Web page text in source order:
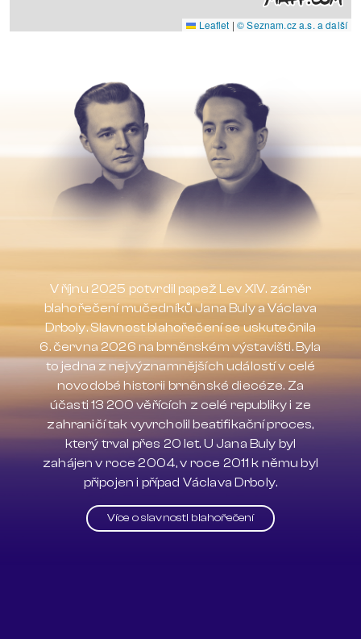
Leaflet | © Seznam.cz a.s. a další
V říjnu 2025 potvrdil papež Lev XIV. záměr
blahořečení mučedníků Jana Buly a Václava
Drboly. Slavnost blahořečení se uskutečnila
6. června 2026 na brněnském výstavišti. Byla
to jedna z nejvýznamnějších událostí v celé
novodobé historii brněnské diecéze. Za
účasti 13 200 věřících z celé republiky i ze
zahraničí tak vyvrcholil beatifikační proces,
který trval přes 20 let. U Jana Buly byl
zahájen v roce 2004, v roce 2011 k němu byl
připojen i případ Václava Drboly.
Více o slavnosti blahořečení